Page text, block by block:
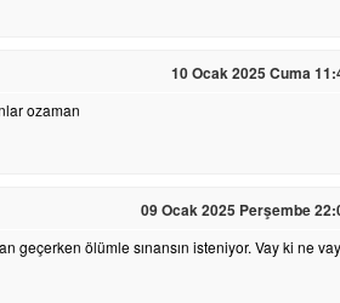
10 Ocak 2025 Cuma
ozaman
09 Ocak 2025 Perşembe
geçerken ölümle sınansın isteniyor. Vay ki ne